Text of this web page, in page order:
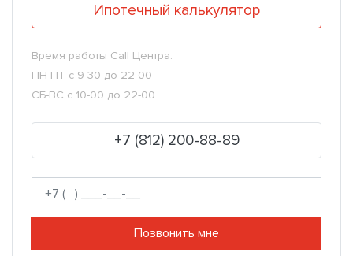
Ипотечный калькулятор
Время работы Call Центра:
ПН-ПТ с 9-30 до 22-00
СБ-ВС с 10-00 до 22-00
+7 (812) 200-88-89
Позвонить мне